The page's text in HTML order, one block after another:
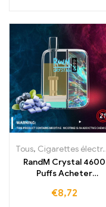
Tous, Cigarettes électroniques jetables
RandM Crystal 4600
Puffs Acheter
jetable 4600 bouffées
€8,72